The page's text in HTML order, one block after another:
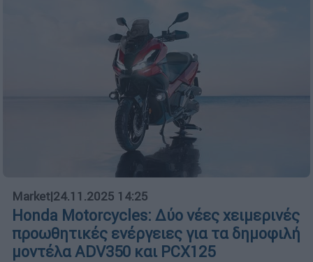
Market|24.11.2025 14:25
Honda Motorcycles: Δύο νέες χειμερινές
προωθητικές ενέργειες για τα δημοφιλή
μοντέλα ADV350 και PCX125